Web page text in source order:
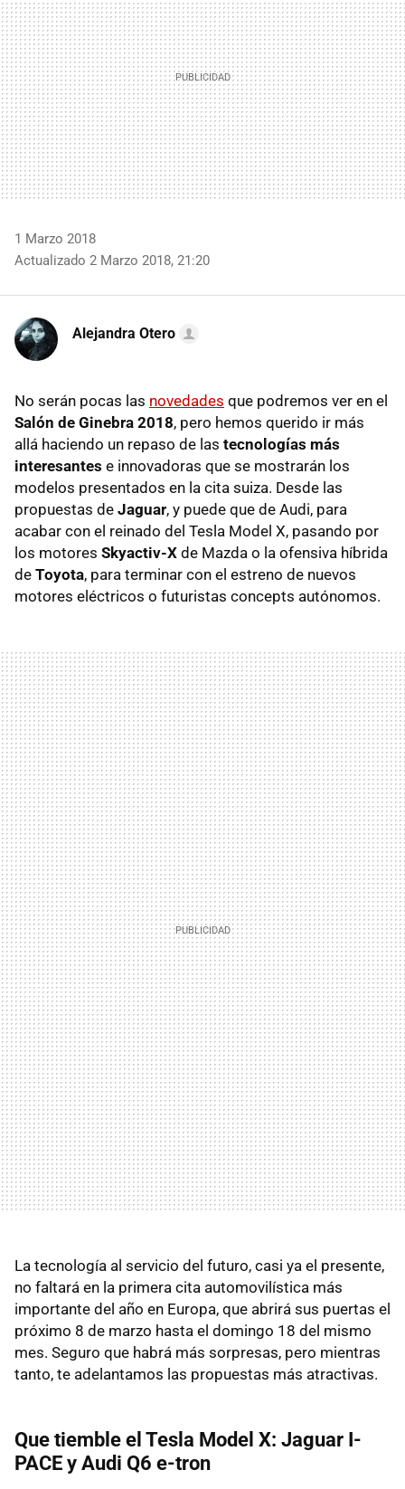
1 Marzo 2018
Actualizado 2 Marzo 2018, 21:20
Alejandra Otero
No serán pocas las novedades que podremos ver en el
Salón de Ginebra 2018, pero hemos querido ir más
allá haciendo un repaso de las tecnologías más
interesantes e innovadoras que se mostrarán los
modelos presentados en la cita suiza. Desde las
propuestas de Jaguar, y puede que de Audi, para
acabar con el reinado del Tesla Model X, pasando por
los motores Skyactiv-X de Mazda o la ofensiva híbrida
de Toyota, para terminar con el estreno de nuevos
motores eléctricos o futuristas concepts autónomos.
La tecnología al servicio del futuro, casi ya el presente,
no faltará en la primera cita automovilística más
importante del año en Europa, que abrirá sus puertas el
próximo 8 de marzo hasta el domingo 18 del mismo
mes. Seguro que habrá más sorpresas, pero mientras
tanto, te adelantamos las propuestas más atractivas.
Que tiemble el Tesla Model X: Jaguar I-
PACE y Audi Q6 e-tron